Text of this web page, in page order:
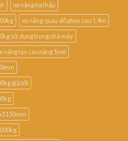
xe nâng hạ thấp
xe nâng quay đổ phuy cao 1.4m
sử dụng trong nhà máy
nâng tay cao nâng 1m6
giá tốt